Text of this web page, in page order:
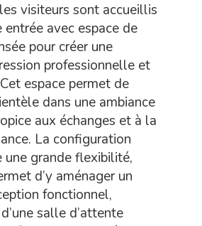
visiteurs sont accueillis
entrée avec espace de
pour créer une
professionnelle et
espace permet de
dans une ambiance
aux échanges et à la
La configuration
grande flexibilité,
d’y aménager un
fonctionnel,
salle d’attente